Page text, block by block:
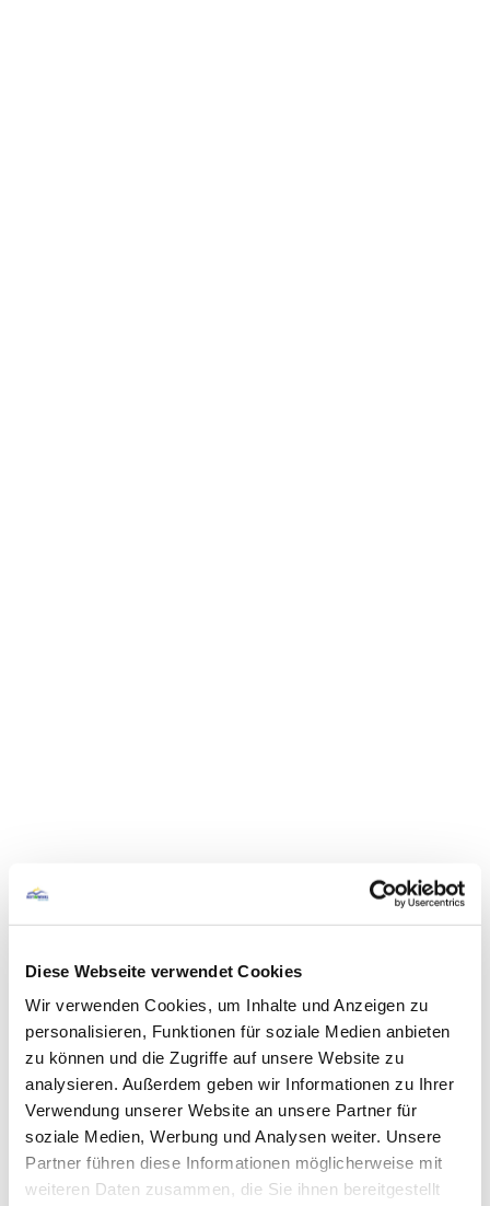
Diese Webseite verwendet Cookies
Wir verwenden Cookies, um Inhalte und Anzeigen zu
personalisieren, Funktionen für soziale Medien anbieten
zu können und die Zugriffe auf unsere Website zu
analysieren. Außerdem geben wir Informationen zu Ihrer
Verwendung unserer Website an unsere Partner für
soziale Medien, Werbung und Analysen weiter. Unsere
Partner führen diese Informationen möglicherweise mit
weiteren Daten zusammen, die Sie ihnen bereitgestellt